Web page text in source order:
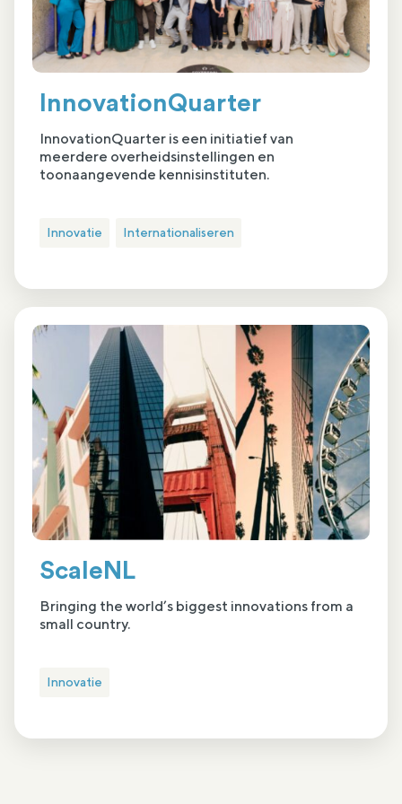
InnovationQuarter
InnovationQuarter is een initiatief van
meerdere overheidsinstellingen en
toonaangevende kennisinstituten.
Innovatie Internationaliseren
ScaleNL
Bringing the world’s biggest innovations from a
small country.
Innovatie